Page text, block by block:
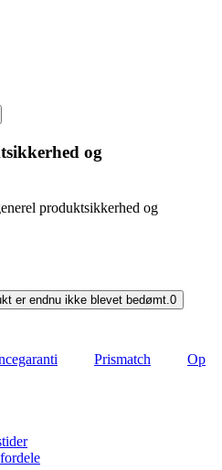
og
produktsikkerhed og
er endnu ikke blevet bedømt. 0
Prismatch
Op